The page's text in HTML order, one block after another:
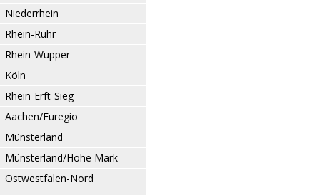
Niederrhein
Rhein-Ruhr
Rhein-Wupper
Köln
Rhein-Erft-Sieg
Aachen/Euregio
Münsterland
Münsterland/Hohe Mark
Ostwestfalen-Nord